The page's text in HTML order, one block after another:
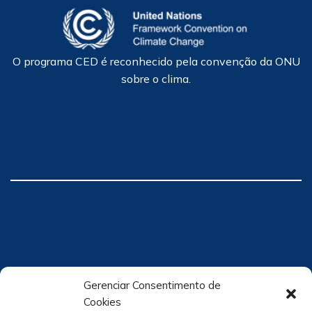
Gerenciar Consentimento de
Cookies
O programa CED é reconhecido pela convenção da ONU
sobre o clima.